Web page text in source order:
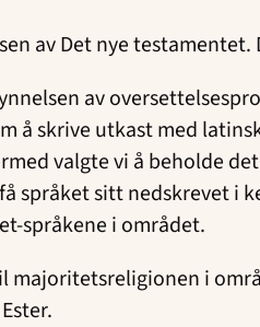
av Det nye
av
skrive utkast med
valgte vi å beholde
sitt nedskrevet i
språkene i området.
i